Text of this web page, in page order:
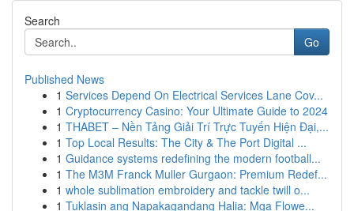
Search
Go
Published News
1 Services Depend On Electrical Services Lane Cov...
1 Cryptocurrency Casino: Your Ultimate Guide to 2024
1 THABET – Nền Tảng Giải Trí Trực Tuyến Hiện Đại,...
1 Top Local Results: The City & The Port Digital ...
1 Guidance systems redefining the modern football...
1 The M3M Franck Muller Gurgaon: Premium Redef...
1 whole sublimation embroidery and tackle twill o...
1 Tuklasin ang Napakagandang Halia: Mga Flowe...